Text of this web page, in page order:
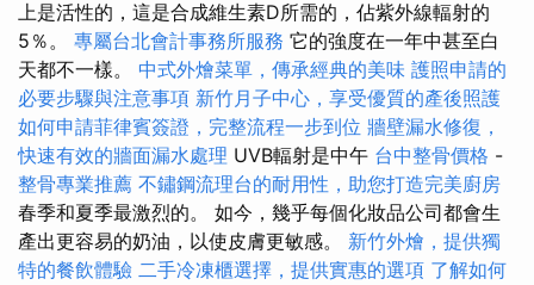
上是活性的，這是合成維生素D所需的，佔紫外線輻射的
5％。 專屬台北會計事務所服務 它的強度在一年中甚至白
天都不一樣。 中式外燴菜單，傳承經典的美味 護照申請的
必要步驟與注意事項 新竹月子中心，享受優質的產後照護
如何申請菲律賓簽證，完整流程一步到位 牆壁漏水修復，
快速有效的牆面漏水處理 UVB輻射是中午 台中整骨價格 -
整骨專業推薦 不鏽鋼流理台的耐用性，助您打造完美廚房
春季和夏季最激烈的。 如今，幾乎每個化妝品公司都會生
產出更容易的奶油，以使皮膚更敏感。 新竹外燴，提供獨
特的餐飲體驗 二手冷凍櫃選擇，提供實惠的選項 了解如何